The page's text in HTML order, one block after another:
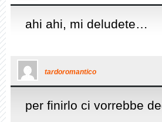
ahi ahi, mi deludete…
tardoromantico
per finirlo ci vorrebbe